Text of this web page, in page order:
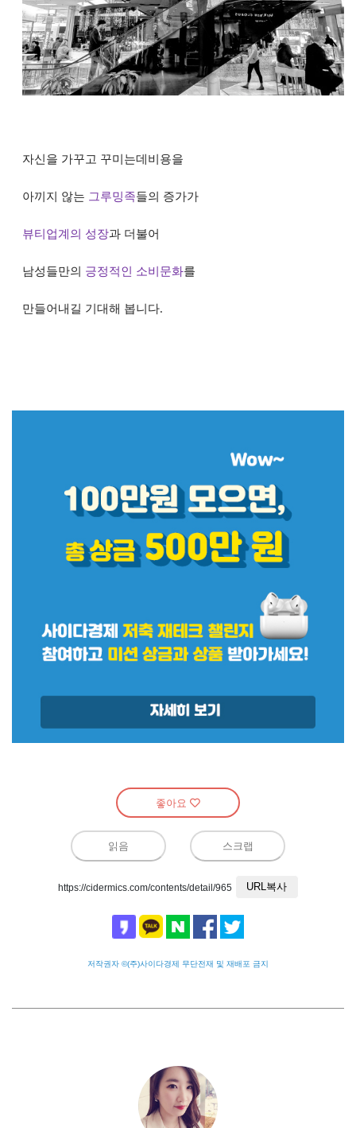
자신을 가꾸고 꾸미는데비용을
아끼지 않는 그루밍족들의 증가가
뷰티업계의 성장과 더불어
남성들만의 긍정적인 소비문화를
만들어내길 기대해 봅니다.
좋아요
읽음 스크랩
https://cidermics.com/contents/detail/965 URL복사
저작권자 ©(주)사이다경제 무단전재 및 재배포 금지